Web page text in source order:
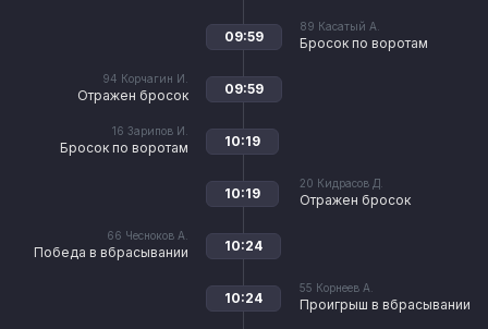
89 Касатый А.
Бросок по воротам
09:59
94 Корчагин И.
Отражен бросок 09:59
16 Зарипов И.
Бросок по воротам 10:19
20 Кидрасов Д.
Отражен бросок
10:19
66 Чесноков А.
Победа в вбрасывании 10:24
55 Корнеев А.
Проигрыш в вбрасывании
10:24